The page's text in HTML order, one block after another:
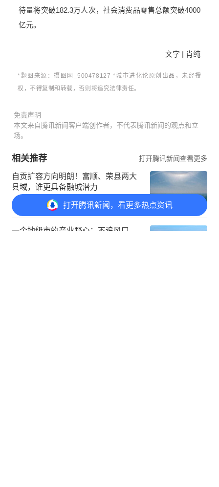
待量将突破182.3万人次，社会消费品零售总额突破4000
亿元。
文字 | 肖纯
*题图来源：摄图网_500478127 *城市进化论原创出品，未经授
权，不得复制和转载，否则将追究法律责任。
免责声明
本文来自腾讯新闻客户端创作者，不代表腾讯新闻的观点和立
场。
打开腾讯新闻，看更多热点资讯
相关推荐 打开腾讯新闻查看更多
自贡扩容方向明朗！富顺、荣县两大
县域，谁更具备融城潜力
智本论资 打开APP
一个地级市的产业野心：不追风口，